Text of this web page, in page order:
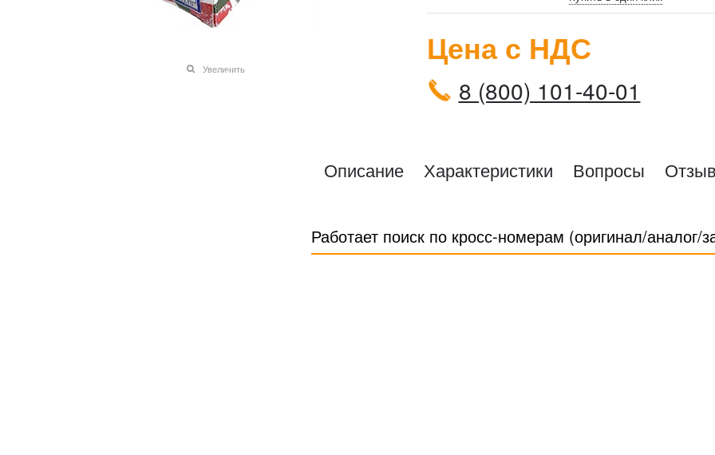
Увеличить
Цена с НДС
8 (800) 101-40-01
Описание Характеристики Вопросы
Работает поиск по кросс-номерам (оригинал/аналог/